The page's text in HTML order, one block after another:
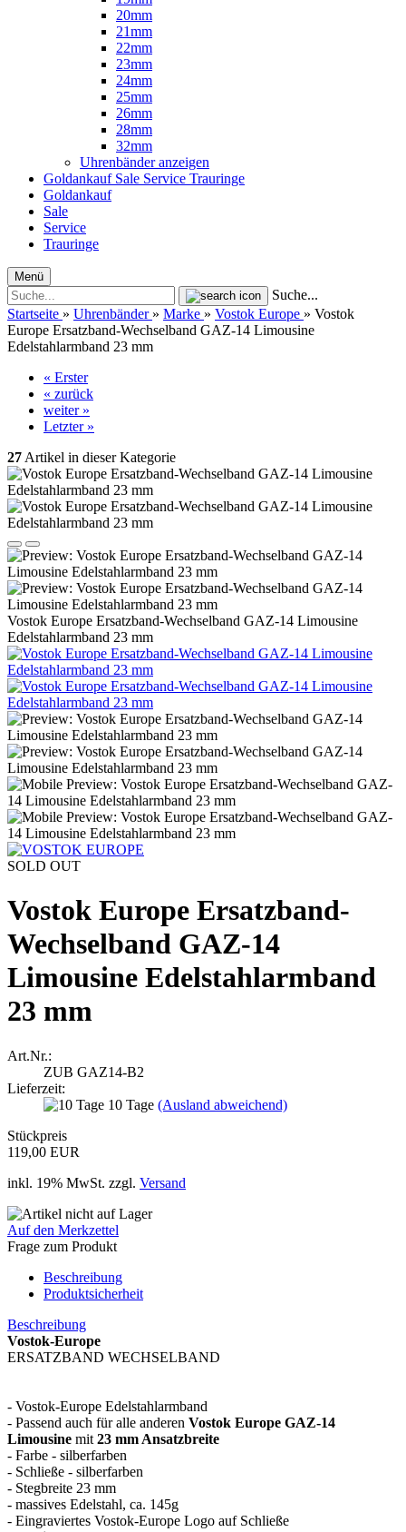
20mm
21mm
22mm
23mm
24mm
25mm
26mm
28mm
32mm
Uhrenbänder anzeigen
Goldankauf Sale Service Trauringe
Goldankauf
Sale
Service
Trauringe
Menü
Suche...
Startseite » Uhrenbänder » Marke » Vostok Europe » Vostok
Europe Ersatzband-Wechselband GAZ-​14 Limousine
Edelstahlarmband 23 mm
« Erster
« zurück
weiter »
Letzter »
27 Artikel in dieser Kategorie
Vostok Europe Ersatzband-Wechselband GAZ-​14 Limousine
Edelstahlarmband 23 mm
SOLD OUT
Vostok Europe Ersatzband-
Wechselband GAZ-​14
Limousine Edelstahlarmband
23 mm
Art.Nr.:
ZUB GAZ14-B2
Lieferzeit:
10 Tage (Ausland abweichend)
Stückpreis
119,00 EUR
inkl. 19% MwSt. zzgl. Versand
Auf den Merkzettel
Frage zum Produkt
Beschreibung
Produktsicherheit
Beschreibung
Vostok-Europe
ERSATZBAND WECHSELBAND
- Vostok-Europe Edelstahlarmband
- Passend auch für alle anderen Vostok Europe GAZ-14
Limousine mit 23 mm Ansatzbreite
- Farbe - silberfarben
- Schließe - silberfarben
- Stegbreite 23 mm
- massives Edelstahl, ca. 145g
- Eingraviertes Vostok-Europe Logo auf Schließe